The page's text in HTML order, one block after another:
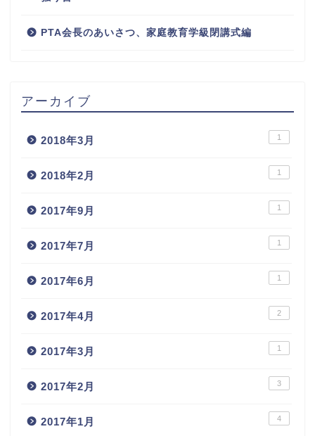
PTA会長のあいさつ、家庭教育学級閉講式編
アーカイブ
2018年3月 1
2018年2月 1
2017年9月 1
2017年7月 1
2017年6月 1
2017年4月 2
2017年3月 1
2017年2月 3
2017年1月 4